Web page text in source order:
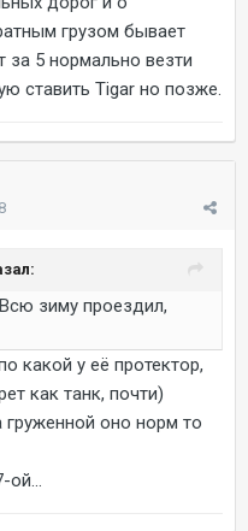
грузом бывает
за 5 нормально везти
ставить Tigar но позже.
зиму проездил,
какой у её протектор,
как танк, почти)
груженной оно норм то